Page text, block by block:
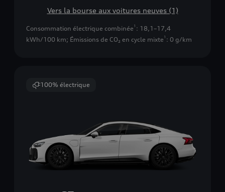
Vers la bourse aux voitures neuves (1)
Consommation électrique combinée 1 : 18,1–17,4
kWh/100 km; Émissions de CO₂ en cycle mixte 1 : 0 g/km
100% électrique